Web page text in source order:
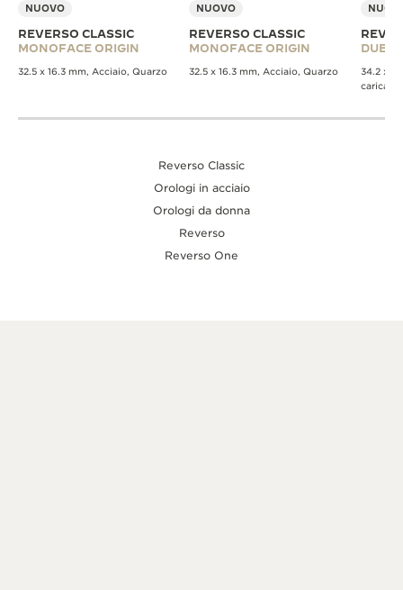
NUOVO
REVERSO CLASSIC
MONOFACE ORIGIN
32.5 x 16.3 mm, Acciaio, Quarzo
NUOVO
REVERSO CLASSIC
MONOFACE ORIGIN
32.5 x 16.3 mm, Acciaio, Quarzo
34.2 x
carica
Reverso Classic
Orologi in acciaio
Orologi da donna
Reverso
Reverso One